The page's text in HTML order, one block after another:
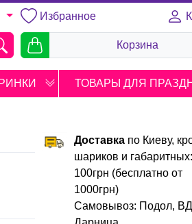
Избранное
Корзина
ТОВАРЫ ДЛЯ
Доставкапо Киеву,
шариков и габаритных:
100грн (бесплатно от
1000грн)
Самовывоз: Подол,